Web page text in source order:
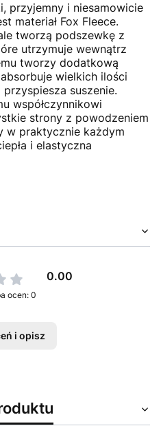
przyjemny i niesamowicie
materiał Fox Fleece.
tworzą podszewkę z
utrzymuje wewnątrz
tworzy dodatkową
wielkich ilości
suszenie.
współczynnikowi
strony z powodzeniem
w praktycznie każdym
i elastyczna
0.00
ocen: 0
i opisz